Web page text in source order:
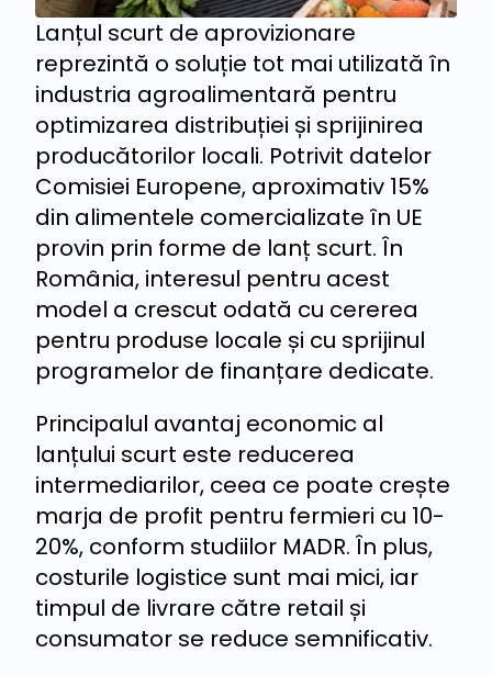
Lanțul scurt de aprovizionare
reprezintă o soluție tot mai utilizată în
industria agroalimentară pentru
optimizarea distribuției și sprijinirea
producătorilor locali. Potrivit datelor
Comisiei Europene, aproximativ 15%
din alimentele comercializate în UE
provin prin forme de lanț scurt. În
România, interesul pentru acest
model a crescut odată cu cererea
pentru produse locale și cu sprijinul
programelor de finanțare dedicate.
Principalul avantaj economic al
lanțului scurt este reducerea
intermediarilor, ceea ce poate crește
marja de profit pentru fermieri cu 10-
20%, conform studiilor MADR. În plus,
costurile logistice sunt mai mici, iar
timpul de livrare către retail și
consumator se reduce semnificativ.